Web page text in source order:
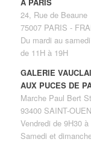
A PARIS
24, Rue de Beaune
75007 PARIS -
Du mardi au samedi
de 11H à 19H
GALERIE
AUX PUCES DE
Marche Paul Bert
93400 SAINT-
Vendredi de 9H30 à
Samedi et